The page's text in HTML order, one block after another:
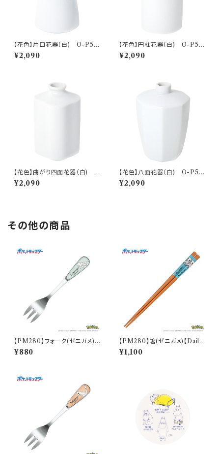
【花色】片口花器（白) O-P50
201
¥2,090
【花色】円柱花器（白) O-P50
301
¥2,090
【花色】曲がり四面花器（白) O
-P50401
¥2,090
【花色】八面花器（白) O-P50
501
¥2,090
その他の商品
【PM280】フォーク(ゼニガメ)
【Daily Sketch】PM283-851
¥880
【PM280】箸(ゼニガメ)【Daily
Sketch】PM283-840
¥1,100